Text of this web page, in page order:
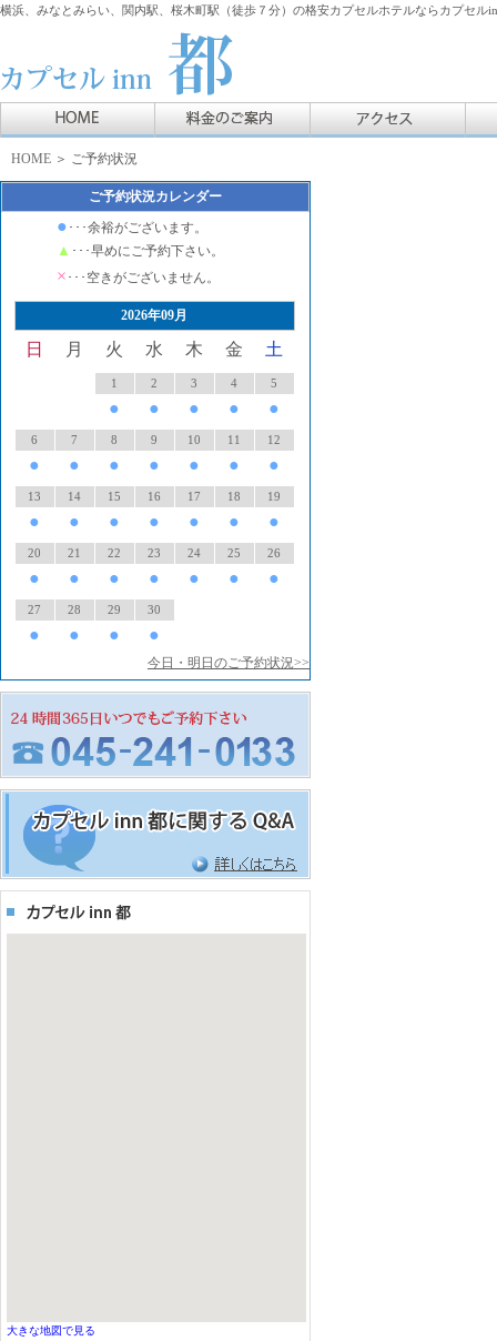
横浜、みなとみらい、関内駅、桜木町駅（徒歩７分）の格安カプセルホテルならカプセル
HOME ＞ ご予約状況
ご予約状況カレンダー
● ･･･余裕がございます。
▲ ･･･早めにご予約下さい。
× ･･･空きがございません。
2026年09月
日 月 火 水 木 金 土
1
●
2
●
3
●
4
●
5
●
6
●
7
●
8
●
9
●
10
●
11
●
12
●
13
●
14
●
15
●
16
●
17
●
18
●
19
●
20
●
21
●
22
●
23
●
24
●
25
●
26
●
27
●
28
●
29
●
30
●
今日・明日のご予約状況>>
大きな地図で見る